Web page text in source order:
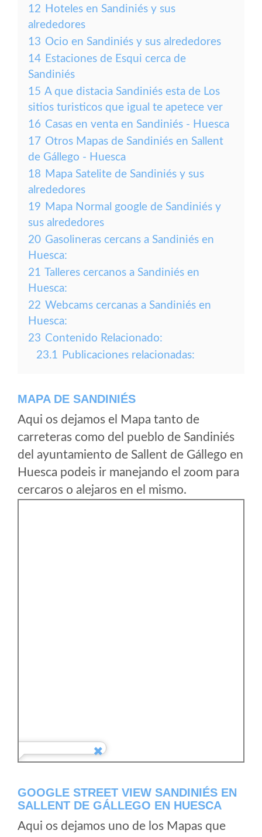
12 Hoteles en Sandiniés y sus
alrededores
13 Ocio en Sandiniés y sus alrededores
14 Estaciones de Esqui cerca de
Sandiniés
15 A que distacia Sandiniés esta de Los
sitios turisticos que igual te apetece ver
16 Casas en venta en Sandiniés - Huesca
17 Otros Mapas de Sandiniés en Sallent
de Gállego - Huesca
18 Mapa Satelite de Sandiniés y sus
alrededores
19 Mapa Normal google de Sandiniés y
sus alrededores
20 Gasolineras cercans a Sandiniés en
Huesca:
21 Talleres cercanos a Sandiniés en
Huesca:
22 Webcams cercanas a Sandiniés en
Huesca:
23 Contenido Relacionado:
23.1 Publicaciones relacionadas:
MAPA DE SANDINIÉS
Aqui os dejamos el Mapa tanto de
carreteras como del pueblo de Sandiniés
del ayuntamiento de Sallent de Gállego en
Huesca podeis ir manejando el zoom para
cercaros o alejaros en el mismo.
GOOGLE STREET VIEW SANDINIÉS EN
SALLENT DE GÁLLEGO EN HUESCA
Aqui os dejamos uno de los Mapas que